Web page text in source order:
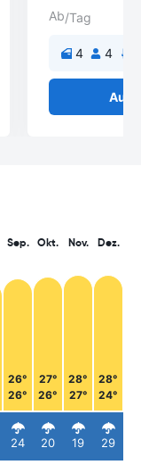
Ab/Tag
4 4
Sep.
26°
26°
24
Okt.
27°
26°
20
Nov.
28°
27°
19
Dez.
28°
24°
29